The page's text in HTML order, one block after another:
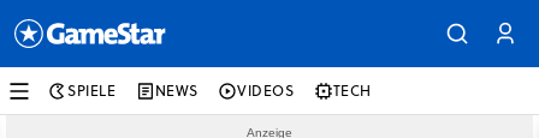
SPIELE NEWS VIDEOS TECH